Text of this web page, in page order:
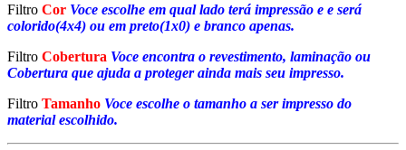
Filtro Cor Voce escolhe em qual lado terá impressão e e será
colorido(4x4) ou em preto(1x0) e branco apenas.
Filtro Cobertura Voce encontra o revestimento, laminação ou
Cobertura que ajuda a proteger ainda mais seu impresso.
Filtro Tamanho Voce escolhe o tamanho a ser impresso do
material escolhido.